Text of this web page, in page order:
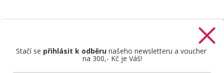
Stačí se přihlásit k odběrunašeho newsletteru a voucher
na 300,- Kč je Váš!